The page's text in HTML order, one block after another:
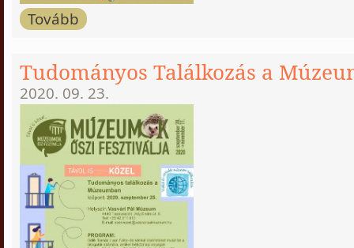
Tovább
Tudományos Találkozás a
2020. 09. 23.